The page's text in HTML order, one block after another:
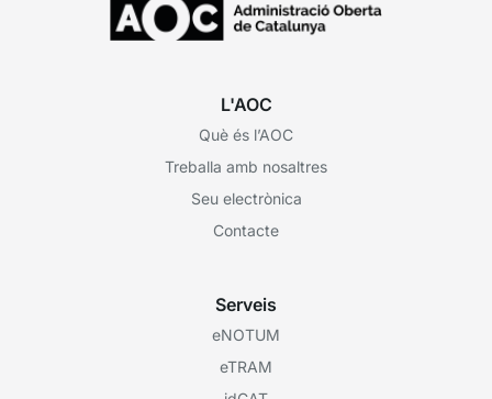
L'AOC
Què és l’AOC
Treballa amb nosaltres
Seu electrònica
Contacte
Serveis
eNOTUM
eTRAM